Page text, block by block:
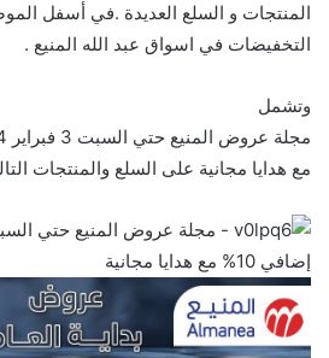
المنتجات و السلع العديدة .في أسفل
التخفيضات في اسواق عبد الله المنيع .
وتشمل
مع هدايا مجانية على السلع والمنتجات